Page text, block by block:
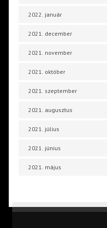
2022. január
2021. december
2021. november
2021. október
2021. szeptember
2021. augusztus
2021. július
2021. június
2021. május